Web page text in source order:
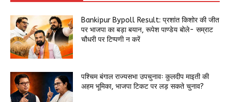
Bankipur Bypoll Result: प्रशांत किशोर की जीत
पर भाजपा का बड़ा बयान, रूपेश पाण्डेय बोले- सम्राट
चौधरी पर टिप्पणी न करें
पश्चिम बंगाल राज्यसभा उपचुनावः कुलदीप माइती की
अहम भूमिका, भाजपा टिकट पर लड़ सकते चुनाव?